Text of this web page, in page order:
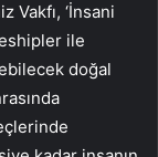
Vakfı, ‘İnsani
ile
doğal